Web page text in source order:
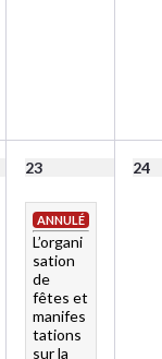
23
ANNULÉ
L’organi
sation
de
fêtes et
manifes
tations
sur la
24